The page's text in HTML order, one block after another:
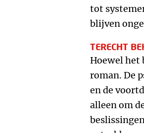
tot
blijven
TERECHT
Hoewel het
roman. De
en de
alleen om